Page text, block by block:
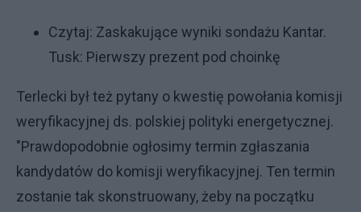
Czytaj: Zaskakujące wyniki sondażu Kantar.
Tusk: Pierwszy prezent pod choinkę
Terlecki był też pytany o kwestię powołania komisji
weryfikacyjnej ds. polskiej polityki energetycznej.
"Prawdopodobnie ogłosimy termin zgłaszania
kandydatów do komisji weryfikacyjnej. Ten termin
zostanie tak skonstruowany, żeby na początku